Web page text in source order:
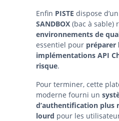
Enfin PISTE dispose
SANDBOX (bac à sable)
environnements de
essentiel pour préparer
implémentations API
risque.
Pour terminer, cette
moderne fourni un
d’authentification plus
lourd pour les